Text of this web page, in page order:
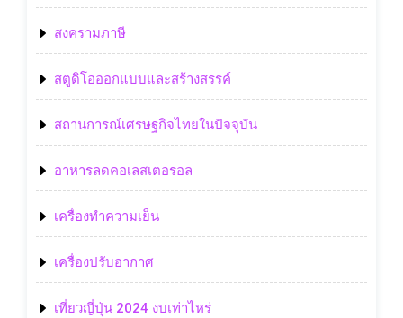
สงครามภาษี
สตูดิโอออกแบบและสร้างสรรค์
สถานการณ์เศรษฐกิจไทยในปัจจุบัน
อาหารลดคอเลสเตอรอล
เครื่องทำความเย็น
เครื่องปรับอากาศ
เที่ยวญี่ปุ่น 2024 งบเท่าไหร่